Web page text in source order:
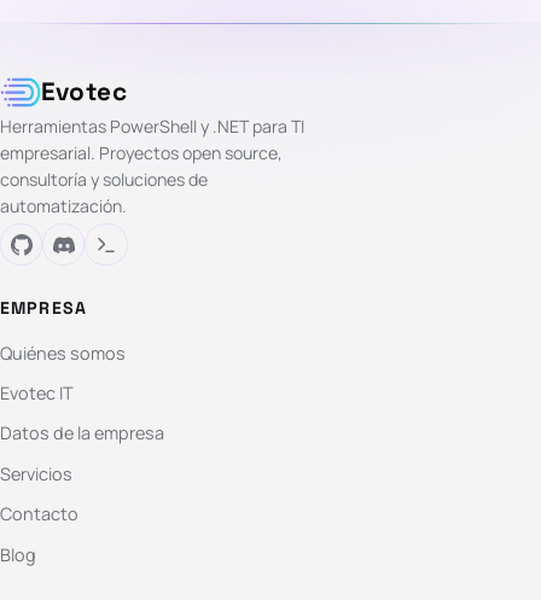
Evotec
Herramientas PowerShell y .NET para TI
empresarial. Proyectos open source,
consultoría y soluciones de
automatización.
EMPRESA
Quiénes somos
Evotec IT
Datos de la empresa
Servicios
Contacto
Blog